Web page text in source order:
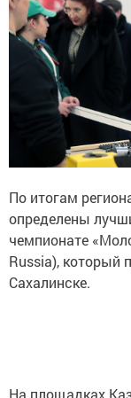
По итогам
определены
чемпионате
Russia), который
Сахалинске.
На площадках